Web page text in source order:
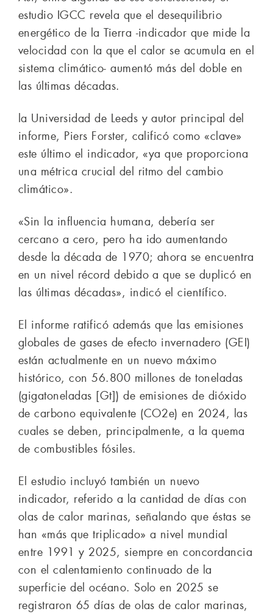
estudio IGCC revela que el desequilibrio
energético de la Tierra -indicador que mide la
velocidad con la que el calor se acumula en el
sistema climático- aumentó más del doble en
las últimas décadas.
la Universidad de Leeds y autor principal del
informe, Piers Forster, calificó como «clave»
este último el indicador, «ya que proporciona
una métrica crucial del ritmo del cambio
climático».
«Sin la influencia humana, debería ser
cercano a cero, pero ha ido aumentando
desde la década de 1970; ahora se encuentra
en un nivel récord debido a que se duplicó en
las últimas décadas», indicó el científico.
El informe ratificó además que las emisiones
globales de gases de efecto invernadero (GEI)
están actualmente en un nuevo máximo
histórico, con 56.800 millones de toneladas
(gigatoneladas [Gt]) de emisiones de dióxido
de carbono equivalente (CO2e) en 2024, las
cuales se deben, principalmente, a la quema
de combustibles fósiles.
El estudio incluyó también un nuevo
indicador, referido a la cantidad de días con
olas de calor marinas, señalando que éstas se
han «más que triplicado» a nivel mundial
entre 1991 y 2025, siempre en concordancia
con el calentamiento continuado de la
superficie del océano. Solo en 2025 se
registraron 65 días de olas de calor marinas,